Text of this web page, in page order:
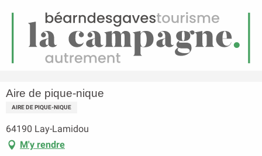
Menu
Aire de pique-nique
Aire de pique-nique
AIRE DE PIQUE-NIQUE
64190 Lay-Lamidou
M'y rendre